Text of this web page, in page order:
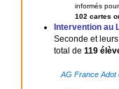
informés
102 cartes
Intervention au
Seconde et
total de 119
AG France Adot